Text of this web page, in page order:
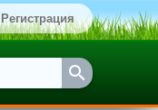
Регистрация